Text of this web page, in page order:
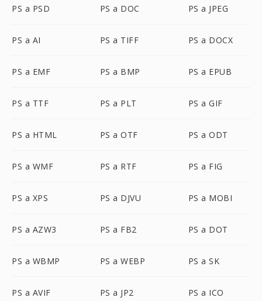
PS a PSD PS a DOC PS a JPEG
PS a AI PS a TIFF PS a DOCX
PS a EMF PS a BMP PS a EPUB
PS a TTF PS a PLT PS a GIF
PS a HTML PS a OTF PS a ODT
PS a WMF PS a RTF PS a FIG
PS a XPS PS a DJVU PS a MOBI
PS a AZW3 PS a FB2 PS a DOT
PS a WBMP PS a WEBP PS a SK
PS a AVIF PS a JP2 PS a ICO